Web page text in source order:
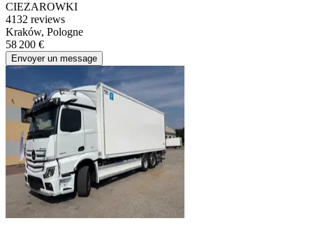
CIEZAROWKI
4132 reviews
Kraków, Pologne
58 200 €
Envoyer un message